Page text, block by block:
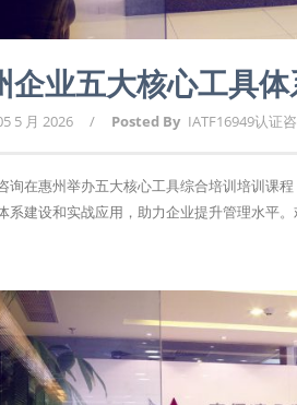
企业五大核心工具
5 月 2026 / Posted By IATF16949认证
询在惠州举办五大核心工具综合培训培训课
系建设和实战应用，助力企业提升管理水平